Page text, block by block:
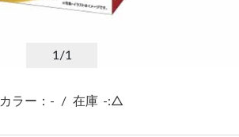
1/1
カラー：- / 在庫 -:△